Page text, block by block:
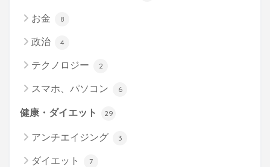
お金 8
政治 4
テクノロジー 2
スマホ、パソコン 6
健康・ダイエット 29
アンチエイジング 3
ダイエット 7